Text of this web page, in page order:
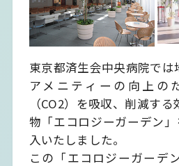
東京都済生会中央病院で
アメニティーの向上の
（CO2）を吸収、削減す
物「エコロジーガーデン
入いたしました。
この「エコロジーガーデ